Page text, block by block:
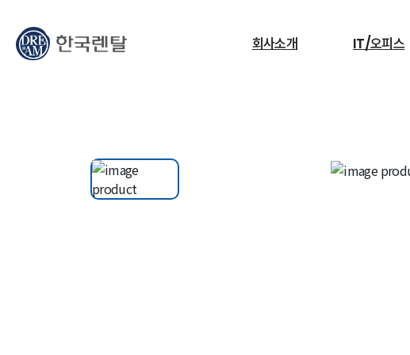
회사소개 IT/오피스
무엇을 찾고 계신가요?
ESG RF 서빙로봇